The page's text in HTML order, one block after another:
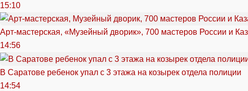
15:10
Арт-мастерская, «Музейный дворик», 700 мастеров России и
14:56
В Саратове ребенок упал с 3 этажа на козырек отдела полиции
14:54